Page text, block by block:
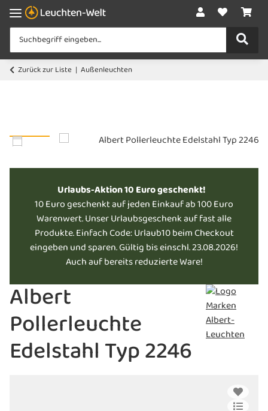
Zurück zur Liste Außenleuchten
Urlaubs-Aktion 10 Euro geschenkt!
10 Euro geschenkt auf jeden Einkauf ab 100 Euro
Warenwert. Unser Urlaubsgeschenk auf fast alle
Produkte. Einfach Code: Urlaub10 beim Checkout
eingeben und sparen. Gültig bis einschl. 23.08.2026!
Auch auf bereits reduzierte Ware!
Albert
Pollerleuchte
Edelstahl Typ 2246